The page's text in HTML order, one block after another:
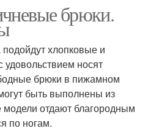
брюки.
хлопковые и
носят
брюки в пижамном
быть выполнены из
модели отдают благородным
по ногам.